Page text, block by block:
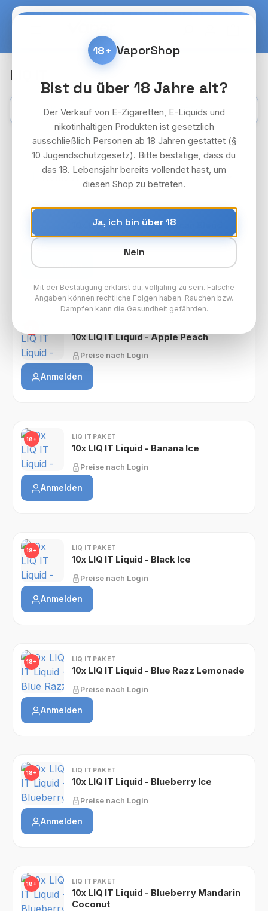
Zum Hauptinhalt springen
LIQ IT
Kategorien Filter
Seite
1 Seite
2
10x LIQ IT Liquid - American Blend
Anmelden
10x LIQ IT Liquid - Apple Peach
Preise nach Login
Anmelden
18+ LIQ IT PAKET
10x LIQ IT Liquid - Banana Ice
Preise nach Login
Anmelden
18+ LIQ IT PAKET
10x LIQ IT Liquid - Black Ice
Preise nach Login
Anmelden
18+ LIQ IT PAKET
10x LIQ IT Liquid - Blue Razz Lemonade
Preise nach Login
Anmelden
18+ LIQ IT PAKET
10x LIQ IT Liquid - Blueberry Ice
Preise nach Login
Anmelden
18+ LIQ IT PAKET
10x LIQ IT Liquid - Blueberry Mandarin
Coconut
18+ VaporShop
Bist du über 18 Jahre alt?
Der Verkauf von E-Zigaretten, E-Liquids und
nikotinhaltigen Produkten ist gesetzlich
ausschließlich Personen ab 18 Jahren gestattet (§
10 Jugendschutzgesetz). Bitte bestätige, dass du
das 18. Lebensjahr bereits vollendet hast, um
diesen Shop zu betreten.
Ja, ich bin über 18
Nein
Mit der Bestätigung erklärst du, volljährig zu sein. Falsche
Angaben können rechtliche Folgen haben. Rauchen bzw.
Dampfen kann die Gesundheit gefährden.